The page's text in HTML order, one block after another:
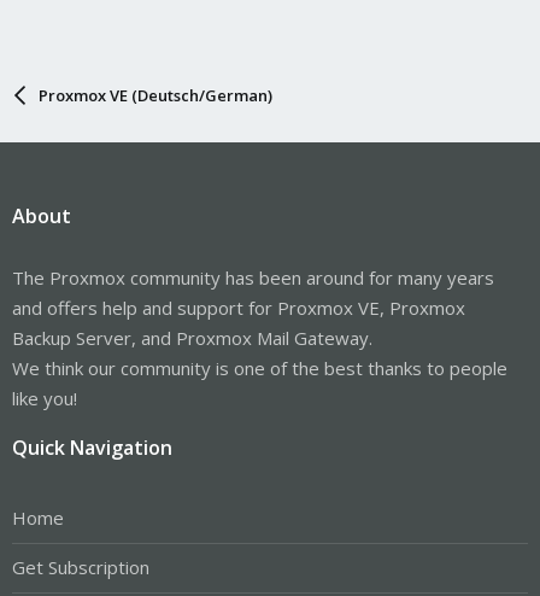
Proxmox VE (Deutsch/German)
About
The Proxmox community has been around for many years
and offers help and support for Proxmox VE, Proxmox
Backup Server, and Proxmox Mail Gateway.
We think our community is one of the best thanks to people
like you!
Quick Navigation
Home
Get Subscription